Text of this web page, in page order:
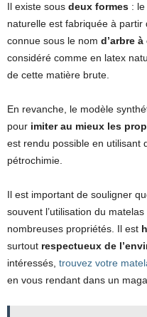
Il existe sous deux formes :
naturelle est fabriquée à partir
connue sous le nom d’arbre
considéré comme en latex
de cette matière brute.
En revanche, le modèle
pour imiter au mieux les
est rendu possible en utilisant
pétrochimie.
Il est important de souligner
souvent l’utilisation du
nombreuses propriétés. Il est
surtout respectueux de
intéressés, trouvez votre
en vous rendant dans un